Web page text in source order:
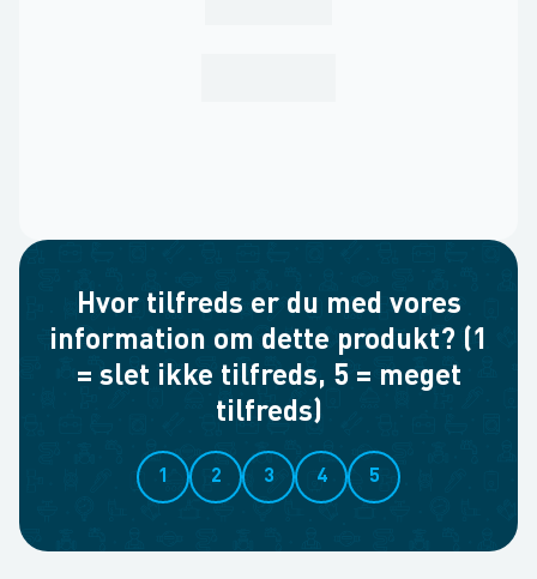
Hvor tilfreds er du med vores
information om dette produkt? (1
= slet ikke tilfreds, 5 = meget
tilfreds)
1 2 3 4 5